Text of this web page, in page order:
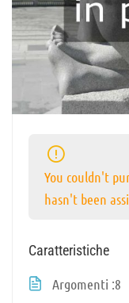
You couldn't
hasn't been
Caratteristiche
Argomenti 8